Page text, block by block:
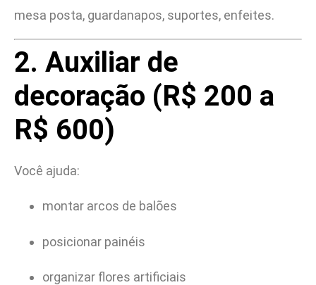
mesa posta, guardanapos, suportes, enfeites.
2. Auxiliar de
decoração (R$ 200 a
R$ 600)
Você ajuda:
montar arcos de balões
posicionar painéis
organizar flores artificiais